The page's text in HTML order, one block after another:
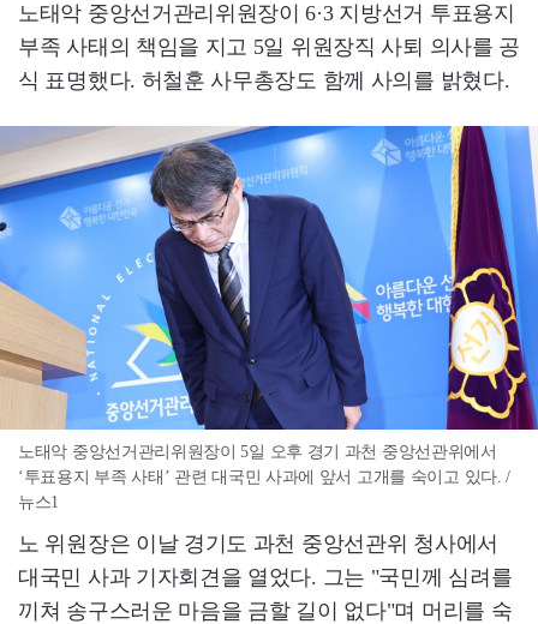
노태악 중앙선거관리위원장이 6·3 지방선거 투표용지
부족 사태의 책임을 지고 5일 위원장직 사퇴 의사를 공
식 표명했다. 허철훈 사무총장도 함께 사의를 밝혔다.
노태악 중앙선거관리위원장이 5일 오후 경기 과천 중앙선관위에서
‘투표용지 부족 사태’ 관련 대국민 사과에 앞서 고개를 숙이고 있다. /
뉴스1
노 위원장은 이날 경기도 과천 중앙선관위 청사에서
대국민 사과 기자회견을 열었다. 그는 "국민께 심려를
끼쳐 송구스러운 마음을 금할 길이 없다"며 머리를 숙